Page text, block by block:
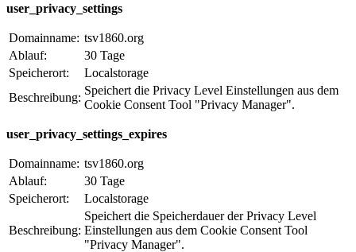
user_privacy_settings
Domainname: tsv1860.org
Ablauf:
30 Tage
Speicherort:
Localstorage
Beschreibung:
Speichert die Privacy Level Einstellungen aus dem
Cookie Consent Tool "Privacy Manager".
user_privacy_settings_expires
Domainname: tsv1860.org
Ablauf:
30 Tage
Speicherort:
Localstorage
Beschreibung:
Speichert die Speicherdauer der Privacy Level
Einstellungen aus dem Cookie Consent Tool
"Privacy Manager".